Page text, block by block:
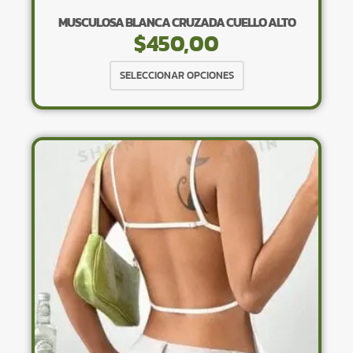
MUSCULOSA BLANCA CRUZADA CUELLO ALTO
$450,00
SELECCIONAR OPCIONES
producto
tiene
variantes.
Las
opciones
pueden
elegir
en
la
página
de
producto